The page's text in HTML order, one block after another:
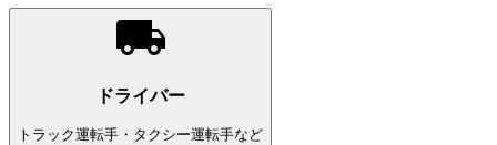
ドライバー
トラック運転手・タクシー運転手など